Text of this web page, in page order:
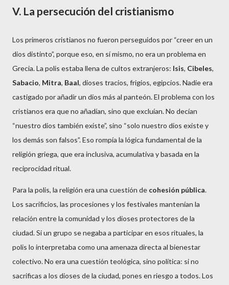
V. La persecución del cristianismo
Los primeros cristianos no fueron perseguidos por “creer en un
dios distinto”, porque eso, en sí mismo, no era un problema en
Grecia. La polis estaba llena de cultos extranjeros: Isis, Cibeles,
Sabacio, Mitra, Baal, dioses tracios, frigios, egipcios. Nadie era
castigado por añadir un dios más al panteón. El problema con los
cristianos era que no añadían, sino que excluían. No decían
“nuestro dios también existe”, sino “solo nuestro dios existe y
los demás son falsos”. Eso rompía la lógica fundamental de la
religión griega, que era inclusiva, acumulativa y basada en la
reciprocidad ritual.
Para la polis, la religión era una cuestión de cohesión pública.
Los sacrificios, las procesiones y los festivales mantenían la
relación entre la comunidad y los dioses protectores de la
ciudad. Si un grupo se negaba a participar en esos rituales, la
polis lo interpretaba como una amenaza directa al bienestar
colectivo. No era una cuestión teológica, sino política: si no
sacrificas a los dioses de la ciudad, pones en riesgo a todos. Los